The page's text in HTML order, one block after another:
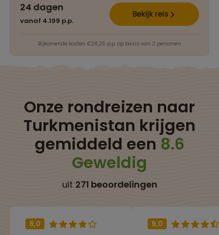
24 dagen
vanaf 4.199 p.p.
Bekijk reis
Bijkomende kosten €26,25 p.p. op basis van 2 personen
Onze rondreizen naar
Turkmenistan krijgen
gemiddeld een 8.6
Geweldig
uit 271 beoordelingen
8,0 9,0